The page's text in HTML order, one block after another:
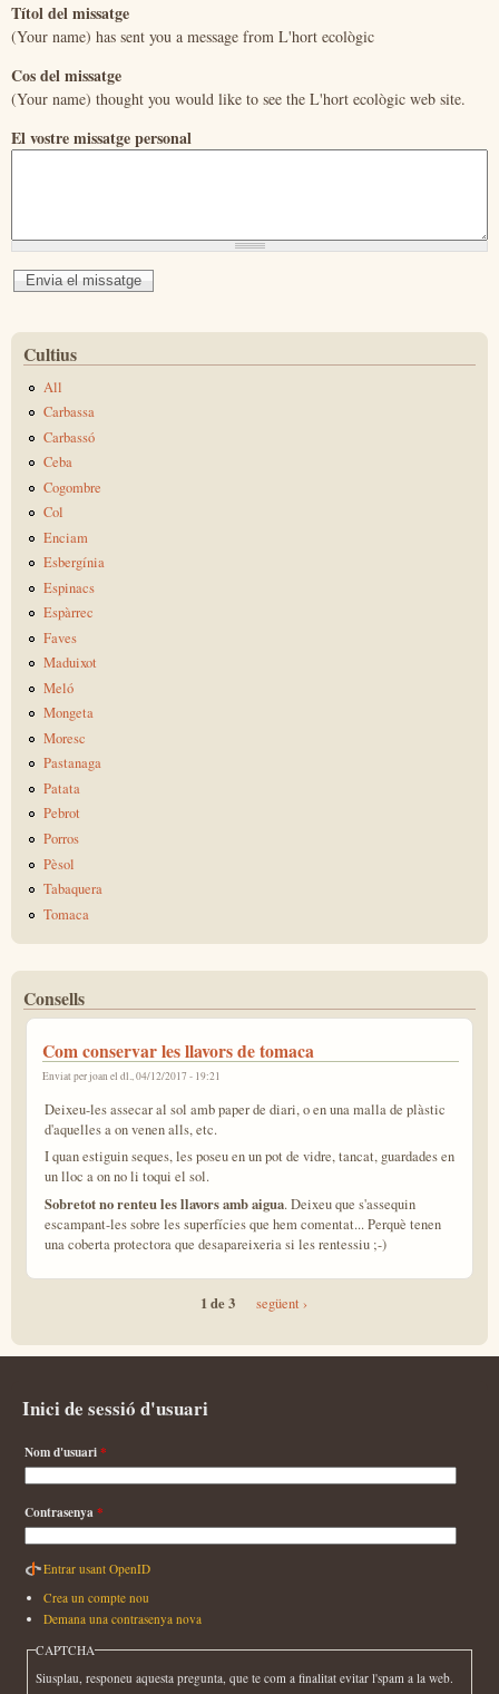
Títol del missatge
(Your name) has sent you a message from L'hort ecològic
Cos del missatge
(Your name) thought you would like to see the L'hort ecològic web site.
El vostre missatge personal
Cultius
All
Carbassa
Carbassó
Ceba
Cogombre
Col
Enciam
Esbergínia
Espinacs
Espàrrec
Faves
Maduixot
Meló
Mongeta
Moresc
Pastanaga
Patata
Pebrot
Porros
Pèsol
Tabaquera
Tomaca
Consells
Com conservar les llavors de tomaca
Enviat perjoan el dl., 04/12/2017 - 19:21
Deixeu-les assecar al sol amb paper de diari, o en una malla de plàstic
d'aquelles a on venen alls, etc.
I quan estiguin seques, les poseu en un pot de vidre, tancat, guardades en
un lloc a on no li toqui el sol.
Sobretot no renteu les llavors amb aigua. Deixeu que s'assequin
escampant-les sobre les superfícies que hem comentat... Perquè tenen
una coberta protectora que desapareixeria si les rentessiu ;-)
1 de 3 següent ›
Inici de sessió d'usuari
Nom d'usuari*
Contrasenya*
Entrar usant OpenID
Crea un compte nou
Demana una contrasenya nova
CAPTCHA
Siusplau, responeu aquesta pregunta, que te com a finalitat evitar l'spam a la web.